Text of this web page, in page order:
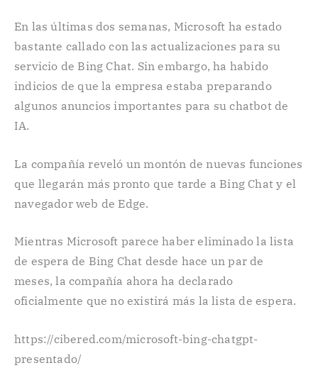
En las últimas dos semanas, Microsoft ha estado
bastante callado con las actualizaciones para su
servicio de Bing Chat. Sin embargo, ha habido
indicios de que la empresa estaba preparando
algunos anuncios importantes para su chatbot de
IA.
La compañía reveló un montón de nuevas funciones
que llegarán más pronto que tarde a Bing Chat y el
navegador web de Edge.
Mientras Microsoft parece haber eliminado la lista
de espera de Bing Chat desde hace un par de
meses, la compañía ahora ha declarado
oficialmente que no existirá más la lista de espera.
https://cibered.com/microsoft-bing-chatgpt-
presentado/